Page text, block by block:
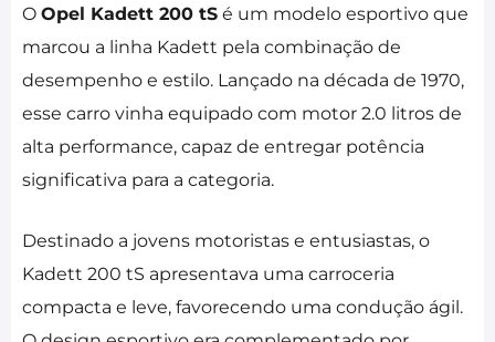
O Opel Kadett 200 tS é um modelo esportivo que
marcou a linha Kadett pela combinação de
desempenho e estilo. Lançado na década de 1970,
esse carro vinha equipado com motor 2.0 litros de
alta performance, capaz de entregar potência
significativa para a categoria.
Destinado a jovens motoristas e entusiastas, o
Kadett 200 tS apresentava uma carroceria
compacta e leve, favorecendo uma condução ágil.